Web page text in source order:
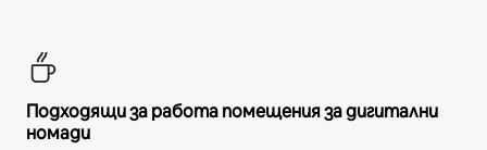
Подходящи за работа помещения за дигитални
номади